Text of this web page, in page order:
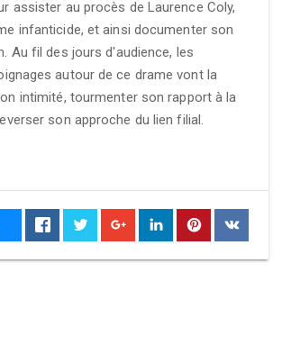
assister au procès de Laurence Coly,
infanticide, et ainsi documenter son
Au fil des jours d'audience, les
autour de ce drame vont la
intimité, tourmenter son rapport à la
son approche du lien filial.